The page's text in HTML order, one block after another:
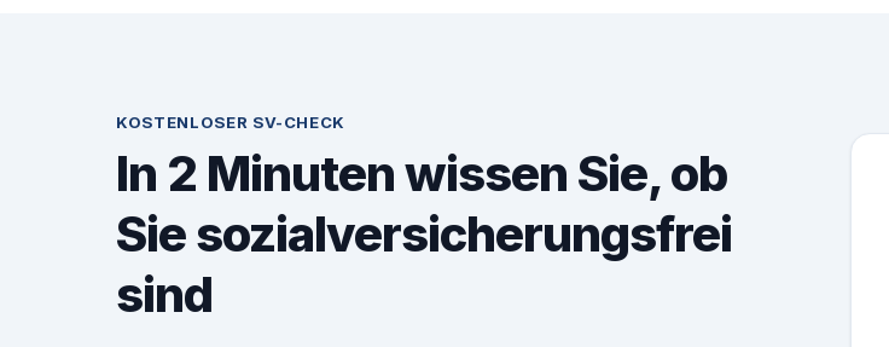
KOSTENLOSER SV-CHECK
In 2 Minuten wissen Sie, ob
Sie sozialversicherungsfrei
sind